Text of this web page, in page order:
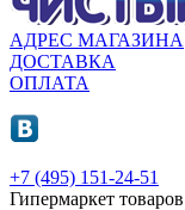
АДРЕС МАГАЗИНА
ДОСТАВКА
ОПЛАТА
+7 (495) 151-24-51
Гипермаркет